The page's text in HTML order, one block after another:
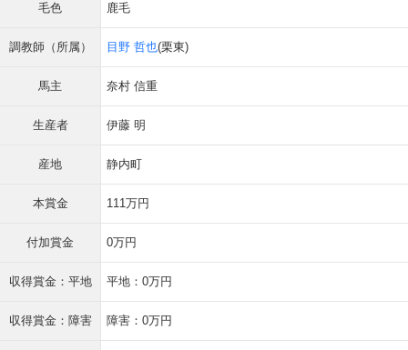
毛色 鹿毛
調教師（所属） 目野 哲也(栗東)
馬主 奈村 信重
生産者 伊藤 明
産地 静内町
本賞金 111万円
付加賞金 0万円
収得賞金：平地 平地：0万円
収得賞金：障害 障害：0万円